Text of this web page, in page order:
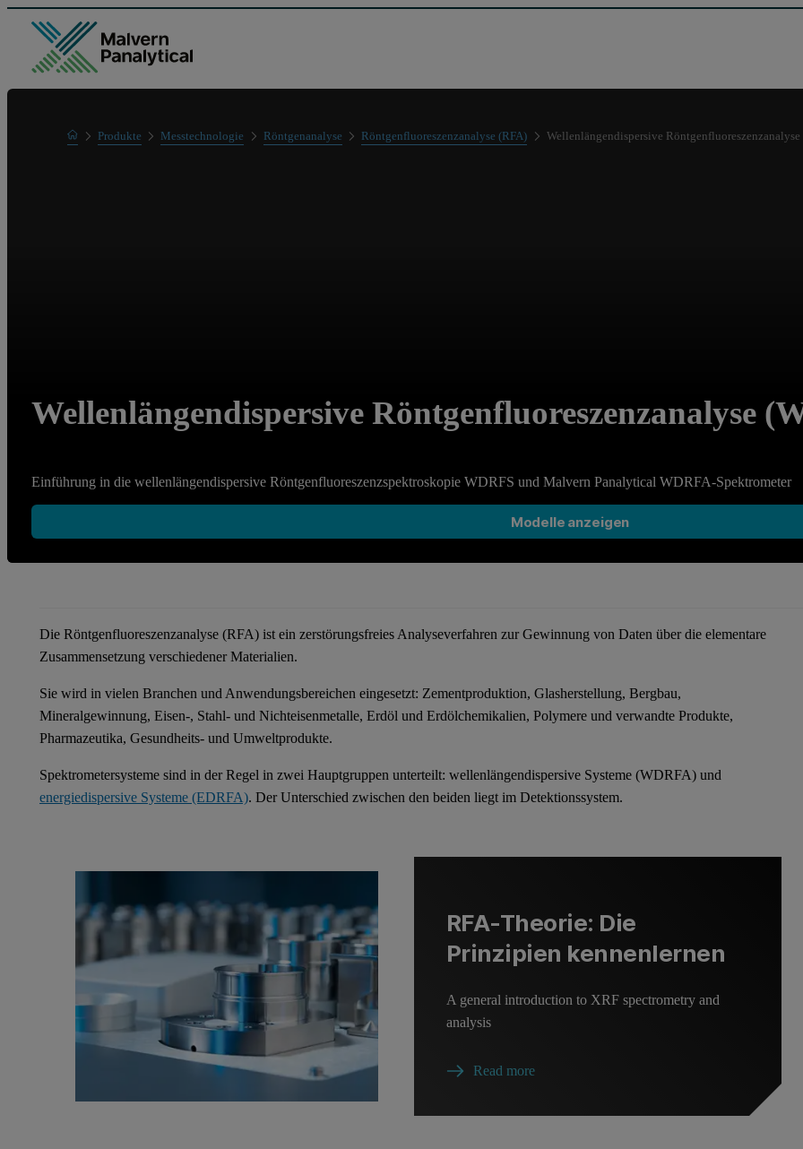
HomeProdukte Messtechnologie Röntgenanalyse Röntgenfluoreszenzanalyse (RFA) Wellenlängendispersive Röntgenfluoreszenzanalyse
Wellenlängendispersive Röntgenfluoreszenzanalyse
Einführung in die wellenlängendispersive Röntgenfluoreszenzspektroskopie WDRFS und Malvern Panalytical WDRFA-Spektrometer
Modelle anzeigen
Die Röntgenfluoreszenzanalyse (RFA) ist ein zerstörungsfreies Analyseverfahren zur Gewinnung von Daten über die elementare
Zusammensetzung verschiedener Materialien.
Sie wird in vielen Branchen und Anwendungsbereichen eingesetzt: Zementproduktion, Glasherstellung, Bergbau,
Mineralgewinnung, Eisen-, Stahl- und Nichteisenmetalle, Erdöl und Erdölchemikalien, Polymere und verwandte Produkte,
Pharmazeutika, Gesundheits- und Umweltprodukte.
Spektrometersysteme sind in der Regel in zwei Hauptgruppen unterteilt: wellenlängendispersive Systeme (WDRFA) und
energiedispersive Systeme (EDRFA). Der Unterschied zwischen den beiden liegt im Detektionssystem.
RFA-Theorie: Die
Prinzipien kennenlernen
A general introduction to XRF spectrometry and
analysis
Read more